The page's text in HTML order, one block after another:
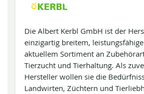
Die Albert Kerbl GmbH ist der
einzigartig breitem,
aktuellem Sortiment an
Tierzucht und Tierhaltung. Als
Hersteller wollen sie die
Landwirten, Züchtern und